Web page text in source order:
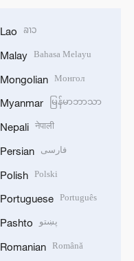
Lao ລາວ
Malay Bahasa Melayu
Mongolian Монгол
Myanmar မြန်မာဘာသာ
Nepali नेपाली
Persian فارسی
Polish Polski
Portuguese Português
Pashto پښتو
Romanian Română